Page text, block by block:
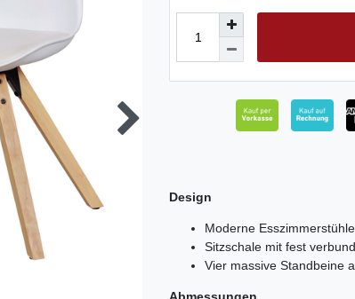
Design
Moderne
Sitzschale mit fest
Vier massive Standbeine